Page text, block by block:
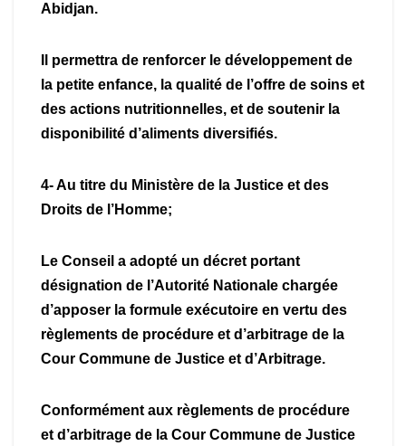
Abidjan.
Il permettra de renforcer le développement de
la petite enfance, la qualité de l’offre de soins et
des actions nutritionnelles, et de soutenir la
disponibilité d’aliments diversifiés.
4- Au titre du Ministère de la Justice et des
Droits de l’Homme;
Le Conseil a adopté un décret portant
désignation de l’Autorité Nationale chargée
d’apposer la formule exécutoire en vertu des
règlements de procédure et d’arbitrage de la
Cour Commune de Justice et d’Arbitrage.
Conformément aux règlements de procédure
et d’arbitrage de la Cour Commune de Justice